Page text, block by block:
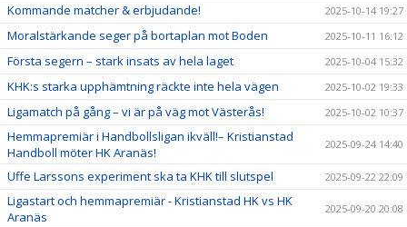
Kommande matcher & erbjudande! 2025-10-14 19:27
Moralstärkande seger på bortaplan mot Boden 2025-10-11 16:12
Första segern – stark insats av hela laget 2025-10-04 15:32
KHK:s starka upphämtning räckte inte hela vägen 2025-10-02 19:33
Ligamatch på gång – vi är på väg mot Västerås! 2025-10-02 10:37
Hemmapremiär i Handbollsligan ikväll!– Kristianstad
Handboll möter HK Aranäs!
2025-09-24 14:40
Uffe Larssons experiment ska ta KHK till slutspel 2025-09-22 22:09
Ligastart och hemmapremiär - Kristianstad HK vs HK
Aranäs
2025-09-20 20:08